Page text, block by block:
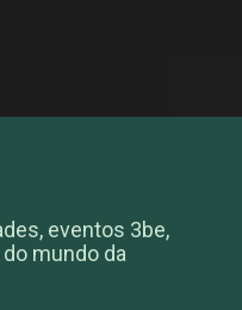
eventos 3be,
mundo da